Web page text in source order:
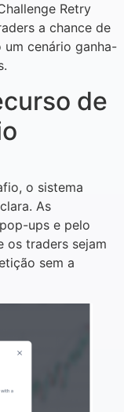
Retry
a chance de
cenário ganha-
de
o sistema
As
ups e pelo
os traders sejam
sem a